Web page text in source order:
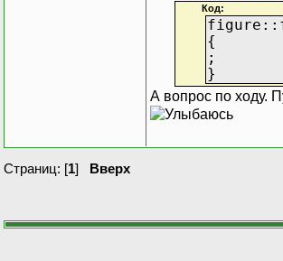
Код:
{
;
}
А вопрос по ходу.
Страниц: [1] Вверх